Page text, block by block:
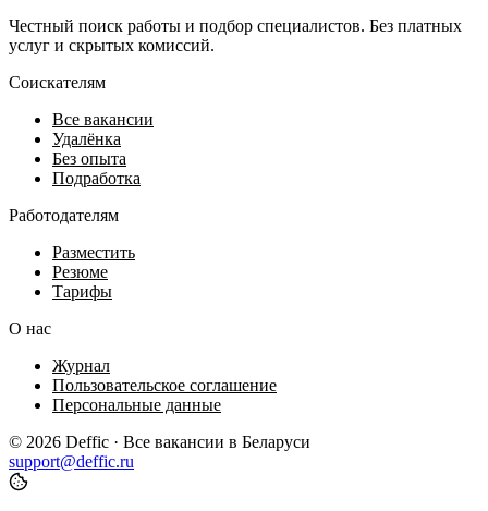
Честный поиск работы и подбор специалистов. Без платных
услуг и скрытых комиссий.
Соискателям
Все вакансии
Удалёнка
Без опыта
Подработка
Работодателям
Разместить
Резюме
Тарифы
О нас
Журнал
Пользовательское соглашение
Персональные данные
© 2026 Deffic · Все вакансии в Беларуси
support@deffic.ru